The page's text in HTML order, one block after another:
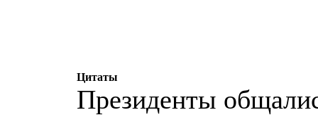
Цитаты
Президенты